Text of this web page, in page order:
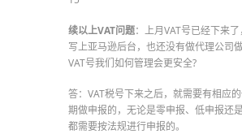
续以上VAT问题：上月VAT号已经下来
写上亚马逊后台，也还没有做代理公司
VAT号我们如何管理会更安全?
答：VAT税号下来之后，就需要有相应
期做申报的，无论是零申报、低申报还是
都需要按法规进行申报的。